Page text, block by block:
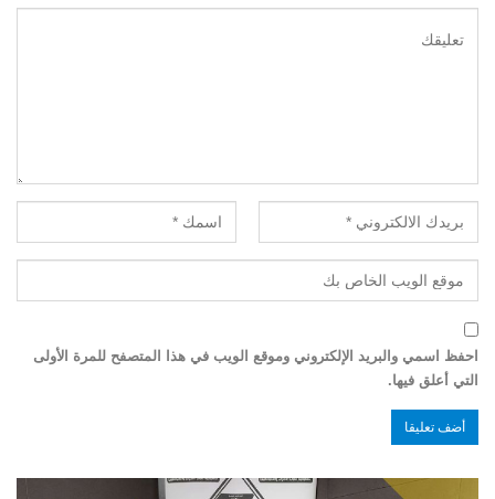
احفظ اسمي والبريد الإلكتروني وموقع الويب في هذا المتصفح للمرة الأولى
التي أعلق فيها.